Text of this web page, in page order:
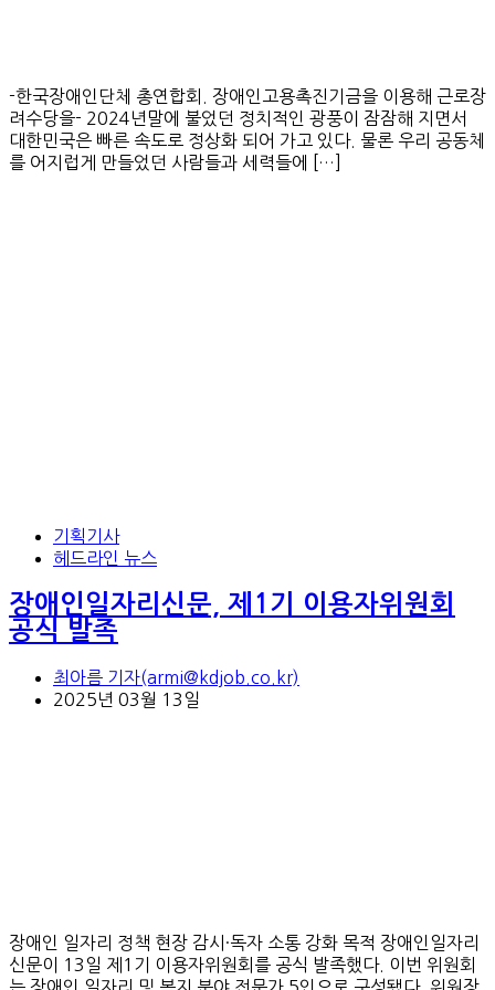
-한국장애인단체 총연합회. 장애인고용촉진기금을 이용해 근로장
려수당을- 2024년말에 불었던 정치적인 광풍이 잠잠해 지면서
대한민국은 빠른 속도로 정상화 되어 가고 있다. 물론 우리 공동체
를 어지럽게 만들었던 사람들과 세력들에 […]
기획기사
헤드라인 뉴스
장애인일자리신문, 제1기 이용자위원회
공식 발족
최아름 기자(armi@kdjob.co.kr)
2025년 03월 13일
장애인 일자리 정책 현장 감시·독자 소통 강화 목적 장애인일자리
신문이 13일 제1기 이용자위원회를 공식 발족했다. 이번 위원회